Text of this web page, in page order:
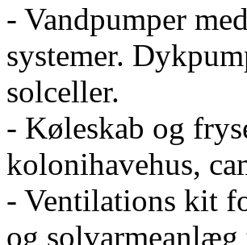
- Vandpumper
systemer.
solceller.
- Køleskab og
kolonihavehus,
- Ventilations kit
og